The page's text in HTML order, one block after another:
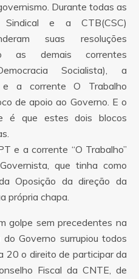
Durante todas as
Sindical e a CTB(CSC)
suas resoluções
as demais correntes
Socialista), a
e a corrente O Trabalho
de apoio ao Governo. E o
é que estes dois blocos
e a corrente “O Trabalho”
que tinha como
Oposição da direção da
própria chapa.
golpe sem precedentes na
Governo surrupiou todos
20 o direito de participar da
Fiscal da CNTE, de